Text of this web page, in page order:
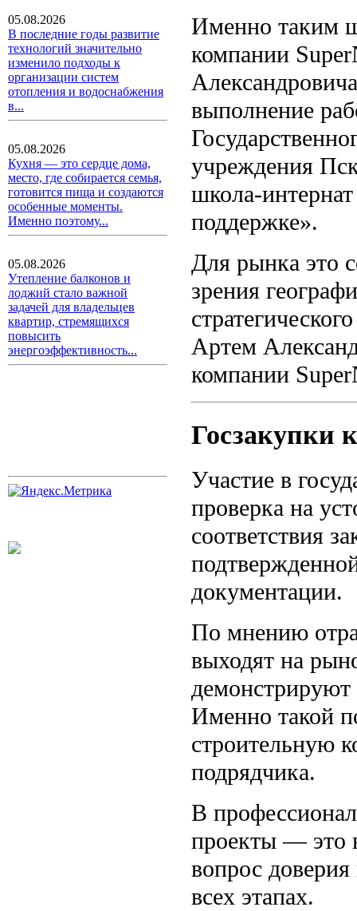
05.08.2026
В последние годы развитие
технологий значительно
изменило подходы к
организации систем
отопления и водоснабжения
в...
05.08.2026
Кухня — это сердце дома,
место, где собирается семья,
готовится пища и создаются
особенные моменты.
Именно поэтому...
05.08.2026
Утепление балконов и
лоджий стало важной
задачей для владельцев
квартир, стремящихся
повысить
энергоэффективность...
Именно таким
компании
выполнение
учреждения
школа-
поддержке».
Для рынка это
зрения
Артем
компании
Госзакупки
Участие в
проверка на
соответствия
документации.
По мнению
выходят на
демонстрируют
Именно такой
строительную
подрядчика.
В
проекты — это
вопрос
всех этапах.